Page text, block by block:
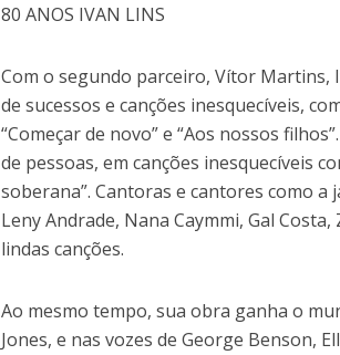
80 ANOS IVAN LINS
Com o segundo parceiro, Vítor Martins,
de sucessos e canções inesquecíveis,
“Começar de novo” e “Aos nossos
de pessoas, em canções inesquecíveis
soberana”. Cantoras e cantores como a
Leny Andrade, Nana Caymmi, Gal
lindas canções.
Ao mesmo tempo, sua obra ganha o
Jones, e nas vozes de George Benson,